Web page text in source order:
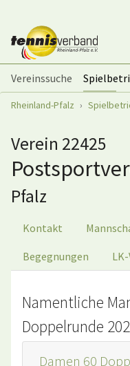
Vereinssuche
Sie sind hier:
Rheinland-Pfalz
Verein 22425
Pfalz
Kontakt
Begegnungen
Namentliche
Doppelrunde
Damen 60